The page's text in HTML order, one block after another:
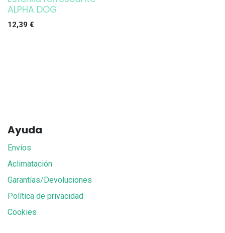
ALPHA DOG
12,39 €
Ayuda
Envíos
Aclimatación
Garantías/Devoluciones
Política de privacidad
Cookies